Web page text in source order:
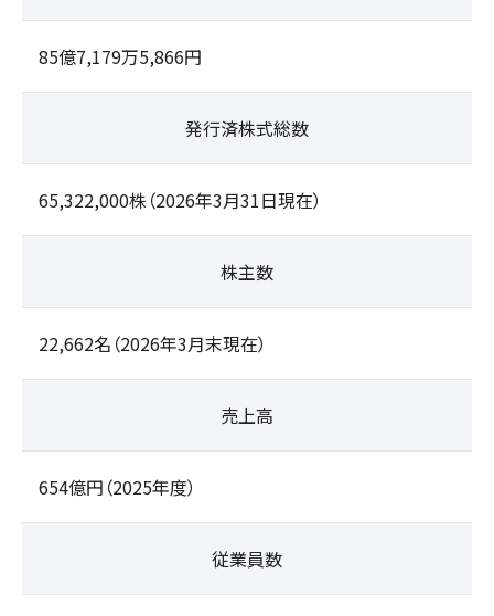
85億7,179万5,866円
発行済株式総数
65,322,000株（2026年3月31日現在）
株主数
22,662名（2026年3月末現在）
売上高
654億円（2025年度）
従業員数